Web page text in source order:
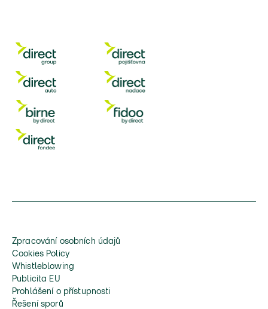
Zpracování osobních údajů
Cookies Policy
Whistleblowing
Publicita EU
Prohlášení o přístupnosti
Řešení sporů